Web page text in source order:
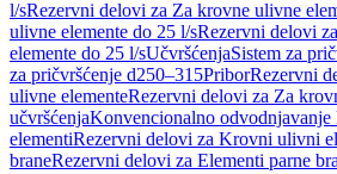
l/sRezervni delovi za Za krovne ulivne
ulivne elemente do 25 l/sRezervni delovi
elemente do 25 l/sUčvršćenjaSistem za
za pričvršćenje d250–315PriborRezervni
ulivne elementeRezervni delovi za Za
učvršćenjaKonvencionalno odvodnjavanje
elementiRezervni delovi za Krovni ulivni
braneRezervni delovi za Elementi parne